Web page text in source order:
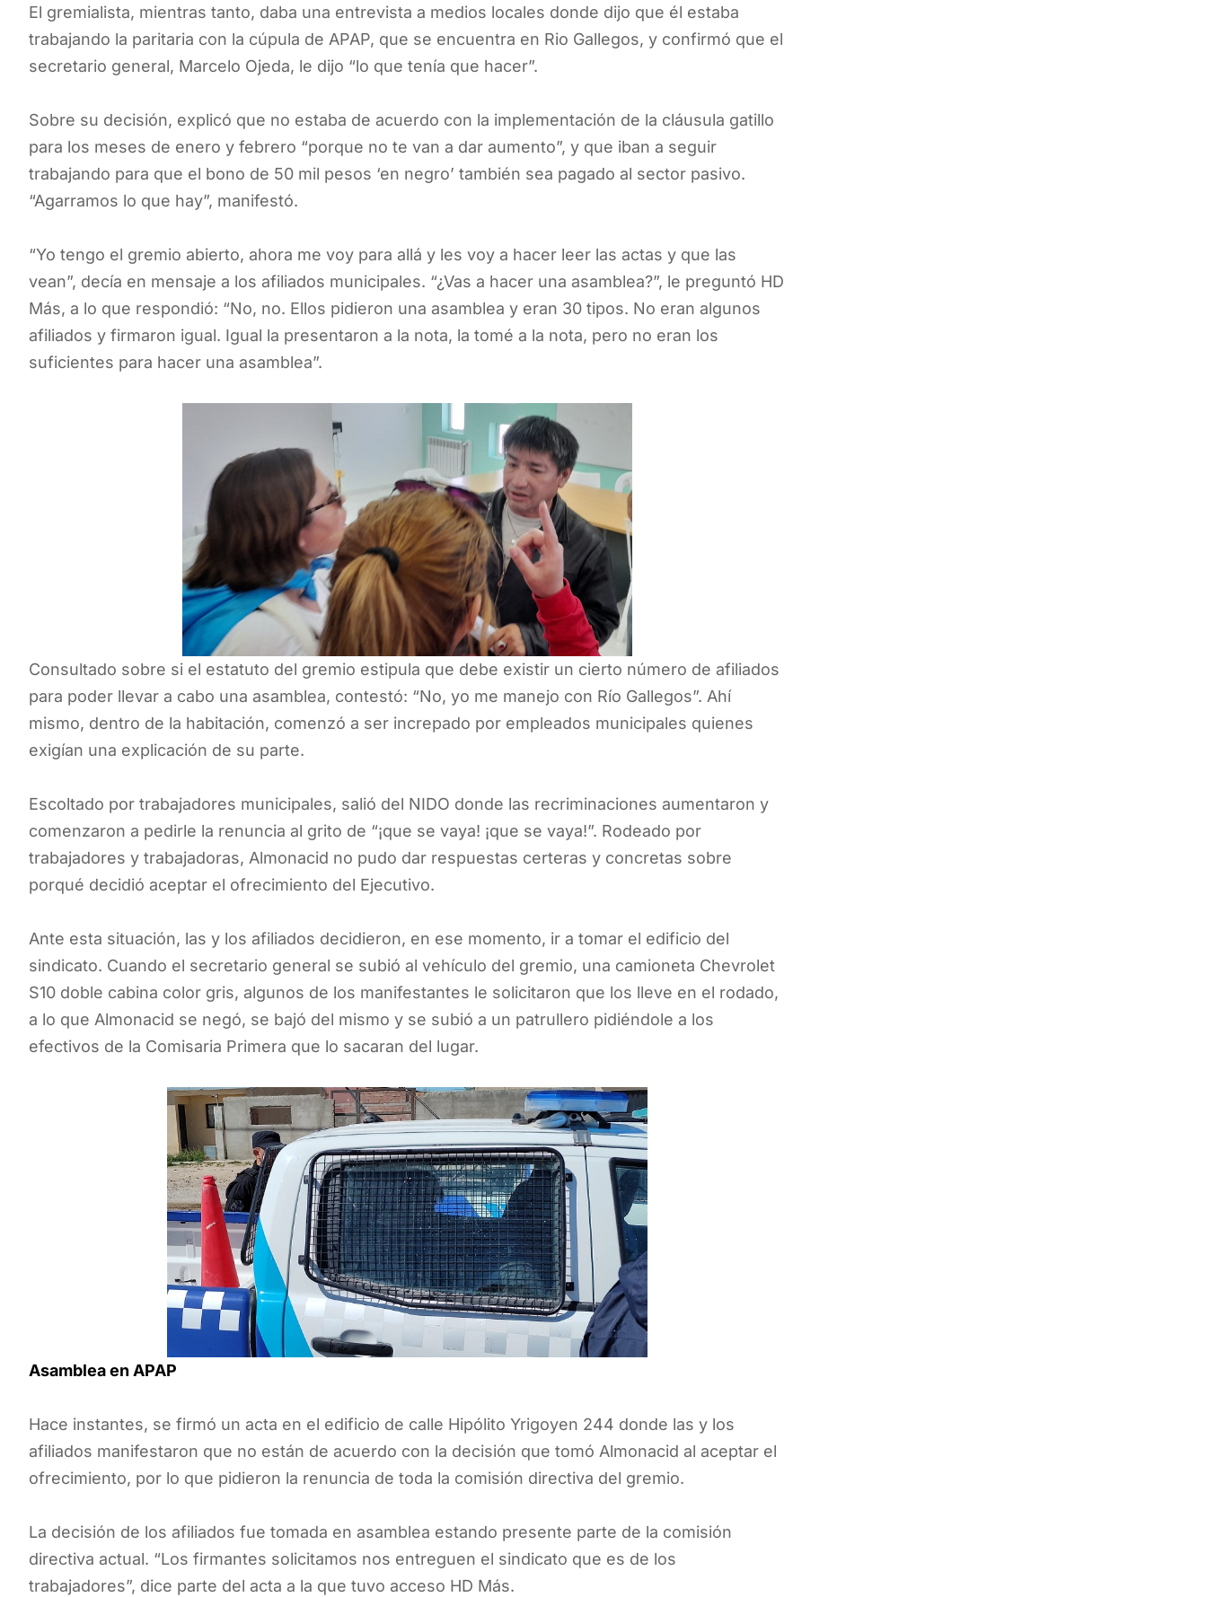
El gremialista, mientras tanto, daba una entrevista a medios locales donde dijo que él estaba
trabajando la paritaria con la cúpula de APAP, que se encuentra en Rio Gallegos, y confirmó que el
secretario general, Marcelo Ojeda, le dijo “lo que tenía que hacer”.
Sobre su decisión, explicó que no estaba de acuerdo con la implementación de la cláusula gatillo
para los meses de enero y febrero “porque no te van a dar aumento”, y que iban a seguir
trabajando para que el bono de 50 mil pesos ‘en negro’ también sea pagado al sector pasivo.
“Agarramos lo que hay”, manifestó.
“Yo tengo el gremio abierto, ahora me voy para allá y les voy a hacer leer las actas y que las
vean”, decía en mensaje a los afiliados municipales. “¿Vas a hacer una asamblea?”, le preguntó HD
Más, a lo que respondió: “No, no. Ellos pidieron una asamblea y eran 30 tipos. No eran algunos
afiliados y firmaron igual. Igual la presentaron a la nota, la tomé a la nota, pero no eran los
suficientes para hacer una asamblea”.
Consultado sobre si el estatuto del gremio estipula que debe existir un cierto número de afiliados
para poder llevar a cabo una asamblea, contestó: “No, yo me manejo con Río Gallegos”. Ahí
mismo, dentro de la habitación, comenzó a ser increpado por empleados municipales quienes
exigían una explicación de su parte.
Escoltado por trabajadores municipales, salió del NIDO donde las recriminaciones aumentaron y
comenzaron a pedirle la renuncia al grito de “¡que se vaya! ¡que se vaya!”. Rodeado por
trabajadores y trabajadoras, Almonacid no pudo dar respuestas certeras y concretas sobre
porqué decidió aceptar el ofrecimiento del Ejecutivo.
Ante esta situación, las y los afiliados decidieron, en ese momento, ir a tomar el edificio del
sindicato. Cuando el secretario general se subió al vehículo del gremio, una camioneta Chevrolet
S10 doble cabina color gris, algunos de los manifestantes le solicitaron que los lleve en el rodado,
a lo que Almonacid se negó, se bajó del mismo y se subió a un patrullero pidiéndole a los
efectivos de la Comisaria Primera que lo sacaran del lugar.
Asamblea en APAP
Hace instantes, se firmó un acta en el edificio de calle Hipólito Yrigoyen 244 donde las y los
afiliados manifestaron que no están de acuerdo con la decisión que tomó Almonacid al aceptar el
ofrecimiento, por lo que pidieron la renuncia de toda la comisión directiva del gremio.
La decisión de los afiliados fue tomada en asamblea estando presente parte de la comisión
directiva actual. “Los firmantes solicitamos nos entreguen el sindicato que es de los
trabajadores”, dice parte del acta a la que tuvo acceso HD Más.